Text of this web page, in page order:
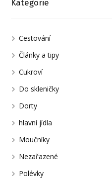
Kategorie
Cestování
Články a tipy
Cukroví
Do skleničky
Dorty
hlavní jídla
Moučníky
Nezařazené
Polévky